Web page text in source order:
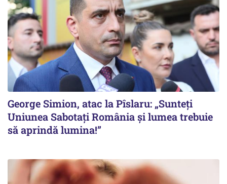
George Simion, atac la Pîslaru: „Sunteți
Uniunea Sabotați România și lumea trebuie
să aprindă lumina!”